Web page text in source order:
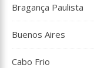
Bragança Paulista
Buenos Aires
Cabo Frio